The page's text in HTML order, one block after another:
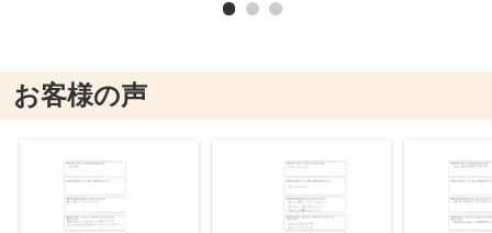
お客様の声